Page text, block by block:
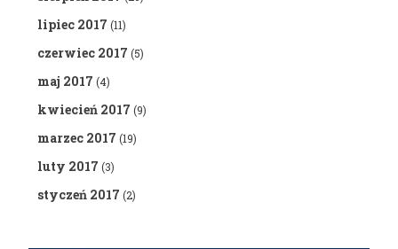
lipiec 2017 (11)
czerwiec 2017 (5)
maj 2017 (4)
kwiecień 2017 (9)
marzec 2017 (19)
luty 2017 (3)
styczeń 2017 (2)